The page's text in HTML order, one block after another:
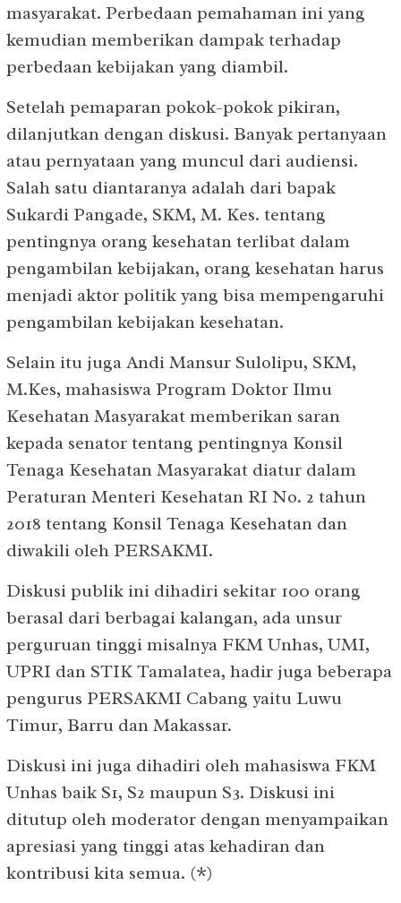
masyarakat. Perbedaan pemahaman ini yang
kemudian memberikan dampak terhadap
perbedaan kebijakan yang diambil.
Setelah pemaparan pokok-pokok pikiran,
dilanjutkan dengan diskusi. Banyak pertanyaan
atau pernyataan yang muncul dari audiensi.
Salah satu diantaranya adalah dari bapak
Sukardi Pangade, SKM, M. Kes. tentang
pentingnya orang kesehatan terlibat dalam
pengambilan kebijakan, orang kesehatan harus
menjadi aktor politik yang bisa mempengaruhi
pengambilan kebijakan kesehatan.
Selain itu juga Andi Mansur Sulolipu, SKM,
M.Kes, mahasiswa Program Doktor Ilmu
Kesehatan Masyarakat memberikan saran
kepada senator tentang pentingnya Konsil
Tenaga Kesehatan Masyarakat diatur dalam
Peraturan Menteri Kesehatan RI No. 2 tahun
2018 tentang Konsil Tenaga Kesehatan dan
diwakili oleh PERSAKMI.
Diskusi publik ini dihadiri sekitar 100 orang
berasal dari berbagai kalangan, ada unsur
perguruan tinggi misalnya FKM Unhas, UMI,
UPRI dan STIK Tamalatea, hadir juga beberapa
pengurus PERSAKMI Cabang yaitu Luwu
Timur, Barru dan Makassar.
Diskusi ini juga dihadiri oleh mahasiswa FKM
Unhas baik S1, S2 maupun S3. Diskusi ini
ditutup oleh moderator dengan menyampaikan
apresiasi yang tinggi atas kehadiran dan
kontribusi kita semua. (*)